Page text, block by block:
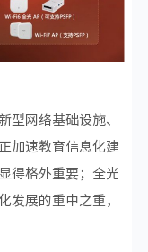
型网络基础设施、
加速教育信息化建
得格外重要；全光
发展的重中之重，